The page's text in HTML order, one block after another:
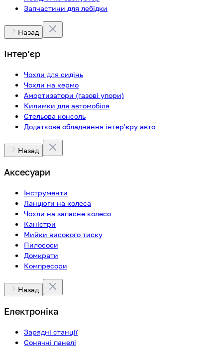
Запчастини для лебідки
Назад
Інтерʼєр
Чохли для сидінь
Чохли на кермо
Амортизатори (газові упори)
Килимки для автомобіля
Стельова консоль
Додаткове обладнання інтер'єру авто
Назад
Аксесуари
Інструменти
Ланцюги на колеса
Чохли на запасне колесо
Каністри
Мийки високого тиску
Пилососи
Домкрати
Компресори
Назад
Електроніка
Зарядні станції
Сонячні панелі